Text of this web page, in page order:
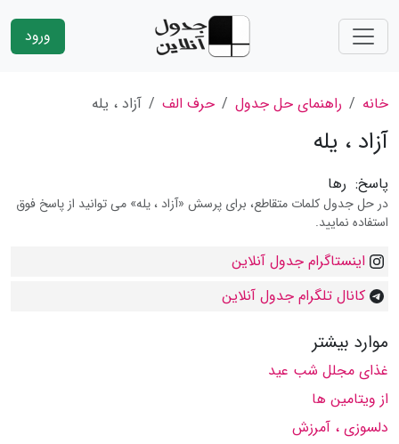
ورود
خانه راهنمای حل جدول حرف الف آزاد ، یله
آزاد ، یله
پاسخ: رها
در حل جدول کلمات متقاطع، برای پرسش «آزاد ، یله» می توانید از پاسخ فوق
استفاده نمایید.
اینستاگرام جدول آنلاین
کانال تلگرام جدول آنلاین
موارد بیشتر
غذای مجلل شب عید
از ویتامین ها
دلسوزی ، آمرزش